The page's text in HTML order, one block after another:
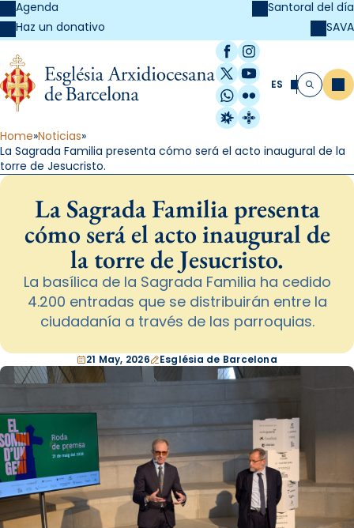
Agenda
Haz un donativo
Santoral del día
SAVA
Facebook
Instagram
X / Twitter
YouTube
WhatsApp
Flickr
Radio Estel
Catalunya
ES Buscar
Home Noticias
La Sagrada Familia presenta cómo será el acto inaugural de la
torre de Jesucristo.
La Sagrada Familia presenta
cómo será el acto inaugural de
la torre de Jesucristo.
La basílica de la Sagrada Familia ha cedido
4.200 entradas que se distribuirán entre la
ciudadanía a través de las parroquias.
21 May, 2026 Església de Barcelona